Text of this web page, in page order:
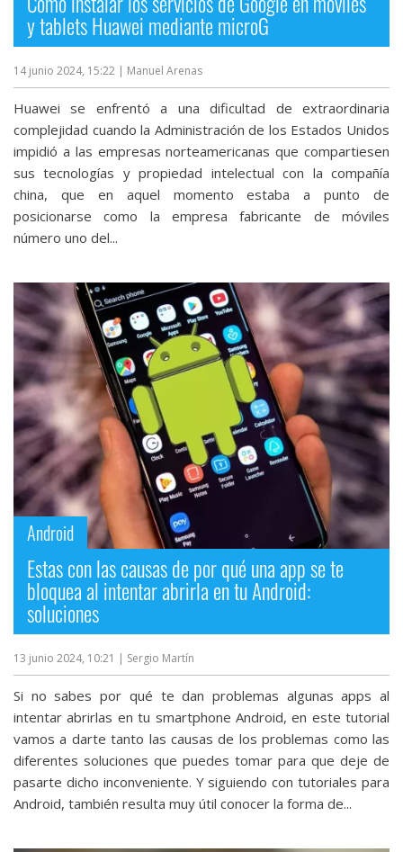
y tablets Huawei mediante microG
14 junio 2024, 15:22 | Manuel Arenas
Huawei se enfrentó a una dificultad de extraordinaria
complejidad cuando la Administración de los Estados Unidos
impidió a las empresas norteamericanas que compartiesen
sus tecnologías y propiedad intelectual con la compañía
china, que en aquel momento estaba a punto de
posicionarse como la empresa fabricante de móviles
número uno del...
Android
Estas con las causas de por qué una app se te
bloquea al intentar abrirla en tu Android:
soluciones
13 junio 2024, 10:21 | Sergio Martín
Si no sabes por qué te dan problemas algunas apps al
intentar abrirlas en tu smartphone Android, en este tutorial
vamos a darte tanto las causas de los problemas como las
diferentes soluciones que puedes tomar para que deje de
pasarte dicho inconveniente. Y siguiendo con tutoriales para
Android, también resulta muy útil conocer la forma de...